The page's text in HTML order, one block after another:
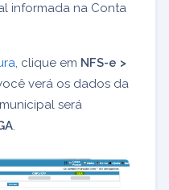
informada na Conta
, clique em NFS-e >
verá os dados da
será
.